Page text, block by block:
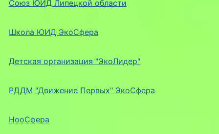
Союз ЮИД Липецкой области
Школа ЮИД ЭкоСфера
Детская организация "ЭкоЛидер"
РДДМ "Движение Первых" ЭкоСфера
НооСфера